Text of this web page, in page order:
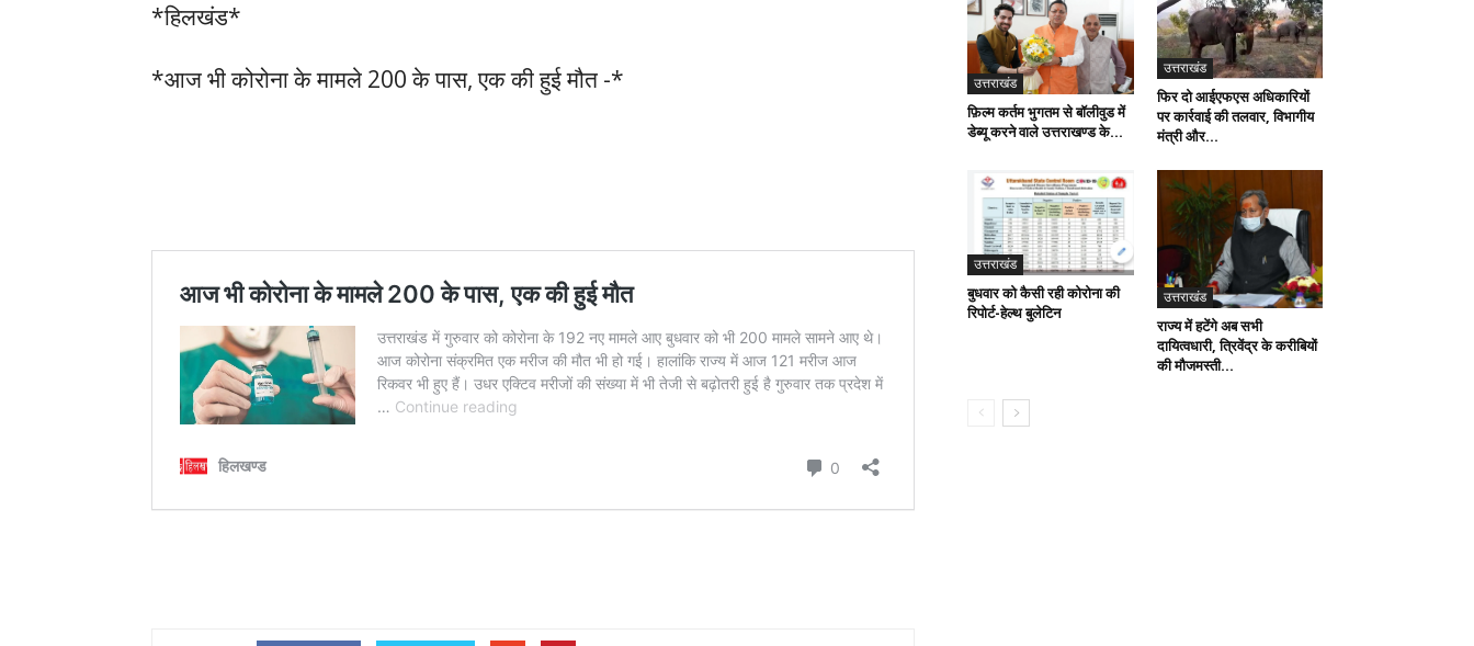
*हिलखंड*
*आज भी कोरोना के मामले 200 के पास, एक की हुई मौत -* उत्तराखंड
फ़िल्म कर्तम भुगतम से बॉलीवुड में
डेब्यू करने वाले उत्तराखण्ड के...
उत्तराखंड
फिर दो आईएफएस अधिकारियों
पर कार्रवाई की तलवार, विभागीय
मंत्री और...
उत्तराखंड
बुधवार को कैसी रही कोरोना की
रिपोर्ट-हेल्थ बुलेटिन
उत्तराखंड
राज्य में हटेंगे अब सभी
दायित्वधारी, त्रिवेंद्र के करीबियों
की मौजमस्ती...